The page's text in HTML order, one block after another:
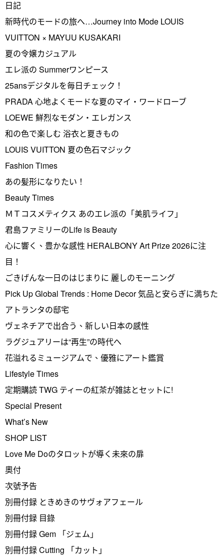
日記
新時代のモードの旅へ…Journey into Mode LOUIS
VUITTON × MAYUU KUSAKARI
夏の令嬢カジュアル
エレ派の Summerワンピース
25ansデジタルを毎日チェック！
PRADA 心地よくモードな夏のマイ・ワードローブ
LOEWE 鮮烈なモダン・エレガンス
和の色で楽しむ 浴衣と夏きもの
LOUIS VUITTON 夏の色石マジック
Fashion Times
あの髪形になりたい！
Beauty Times
ＭＴコスメティクス あのエレ派の「美肌ライフ」
君島ファミリーのLife is Beauty
心に響く、豊かな感性 HERALBONY Art Prize 2026に注
目！
ごきげんな一日のはじまりに 麗しのモーニング
Pick Up Global Trends : Home Decor 気品と安らぎに満ちた
アトランタの邸宅
ヴェネチアで出合う、新しい日本の感性
ラグジュアリーは“再生”の時代へ
花溢れるミュージアムで、優雅にアート鑑賞
Lifestyle Times
定期購読 TWG ティーの紅茶が雑誌とセットに!
Special Present
What’s New
SHOP LIST
Love Me Doのタロットが導く未來の扉
奧付
次號予告
別冊付録 ときめきのサヴォアフェール
別冊付録 目錄
別冊付録 Gem 「ジェム」
別冊付録 Cutting 「カット」